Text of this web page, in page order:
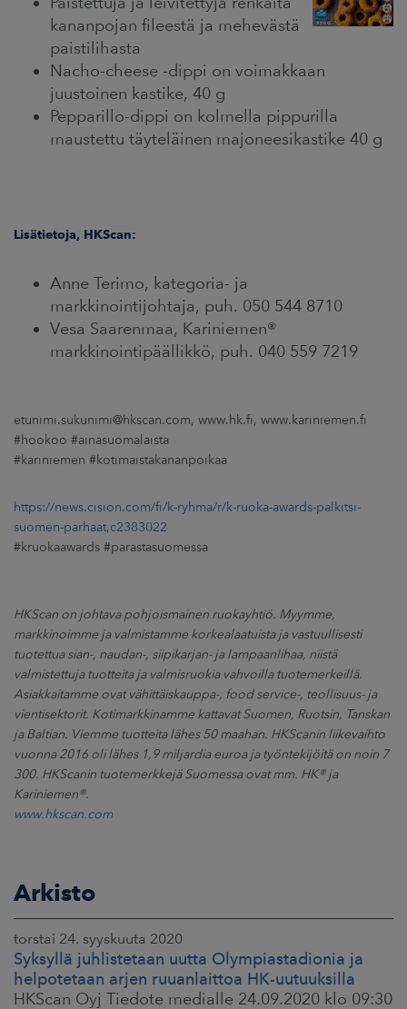
kananpojan fileestä ja mehevästä
paistilihasta
Nacho-cheese -dippi on voimakkaan
juustoinen kastike, 40 g
Pepparillo-dippi on kolmella pippurilla
maustettu täyteläinen majoneesikastike 40 g
Lisätietoja, HKScan:
Anne Terimo, kategoria- ja
markkinointijohtaja, puh. 050 544 8710
Vesa Saarenmaa, Kariniemen®
markkinointipäällikkö, puh. 040 559 7219
etunimi.sukunimi@hkscan.com, www.hk.fi, www.kariniemen.fi
#hookoo #ainasuomalaista
#kariniemen #kotimaistakananpoikaa
https://news.cision.com/fi/k-ryhma/r/k-ruoka-awards-palkitsi-
suomen-parhaat,c2383022
#kruokaawards #parastasuomessa
HKScan on johtava pohjoismainen ruokayhtiö. Myymme,
markkinoimme ja valmistamme korkealaatuista ja vastuullisesti
tuotettua sian-, naudan-, siipikarjan- ja lampaanlihaa, niistä
valmistettuja tuotteita ja valmisruokia vahvoilla tuotemerkeillä.
Asiakkaitamme ovat vähittäiskauppa-, food service-, teollisuus- ja
vientisektorit. Kotimarkkinamme kattavat Suomen, Ruotsin, Tanskan
ja Baltian. Viemme tuotteita lähes 50 maahan. HKScanin liikevaihto
vuonna 2016 oli lähes 1,9 miljardia euroa ja työntekijöitä on noin 7
300. HKScanin tuotemerkkejä Suomessa ovat mm. HK® ja
Kariniemen®.
www.hkscan.com
Arkisto
torstai 24. syyskuuta 2020
Syksyllä juhlistetaan uutta Olympiastadionia ja
helpotetaan arjen ruuanlaittoa HK-uutuuksilla
HKScan Oyj Tiedote medialle 24.09.2020 klo 09:30